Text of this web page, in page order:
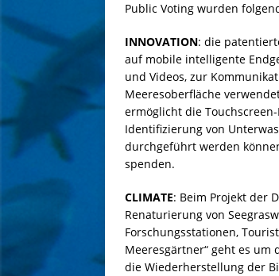
Public Voting wurden
INNOVATION: die
auf mobile intelligente
und Videos, zur
Meeresoberfläche
ermöglicht die
Identifizierung von
durchgeführt werden
spenden.
CLIMATE: Beim Projekt der
Renaturierung von
Forschungsstationen,
Meeresgärtner“ geht es um
die Wiederherstellung der